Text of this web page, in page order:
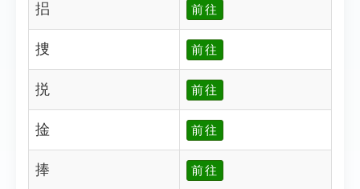
捛 前往
捜 前往
捝 前往
捦 前往
捧 前往